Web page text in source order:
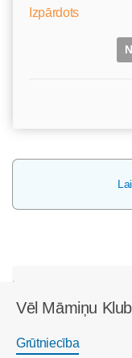
Izpārdots
Vēl Māmiņu
Grūtniecība